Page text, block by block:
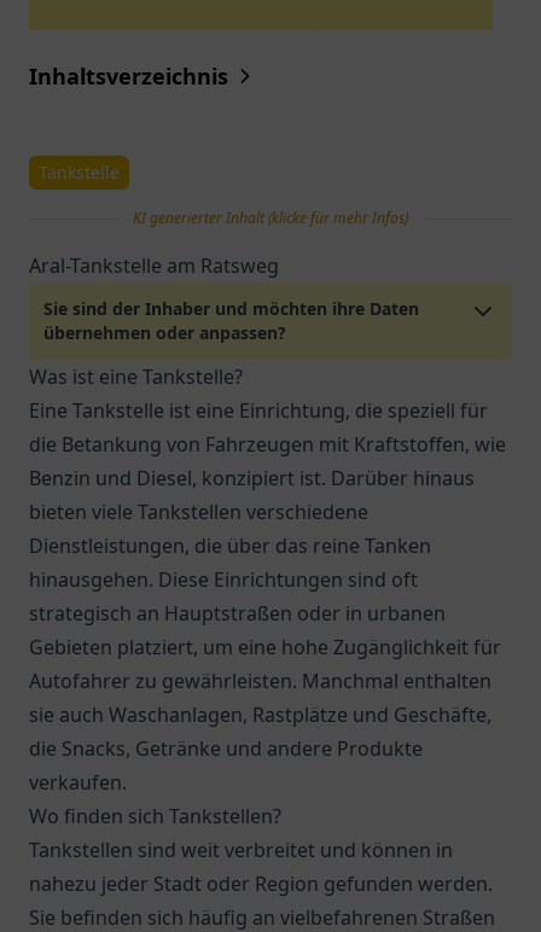
Inhaltsverzeichnis
Tankstelle
KI generierter Inhalt (klicke für mehr Infos)
Aral-Tankstelle am Ratsweg
Sie sind der Inhaber und möchten ihre Daten
übernehmen oder anpassen?
Was ist eine Tankstelle?
Eine Tankstelle ist eine Einrichtung, die speziell für
die Betankung von Fahrzeugen mit Kraftstoffen, wie
Benzin und Diesel, konzipiert ist. Darüber hinaus
bieten viele Tankstellen verschiedene
Dienstleistungen, die über das reine Tanken
hinausgehen. Diese Einrichtungen sind oft
strategisch an Hauptstraßen oder in urbanen
Gebieten platziert, um eine hohe Zugänglichkeit für
Autofahrer zu gewährleisten. Manchmal enthalten
sie auch Waschanlagen, Rastplätze und Geschäfte,
die Snacks, Getränke und andere Produkte
verkaufen.
Wo finden sich Tankstellen?
Tankstellen sind weit verbreitet und können in
nahezu jeder Stadt oder Region gefunden werden.
Sie befinden sich häufig an vielbefahrenen Straßen